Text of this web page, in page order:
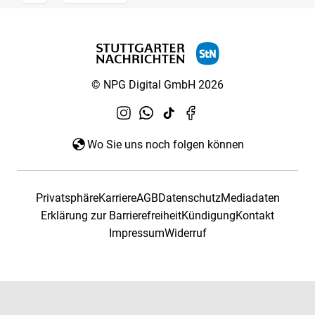
© NPG Digital GmbH 2026
Wo Sie uns noch folgen können
PrivatsphäreKarriereAGBDatenschutzMediadaten
Erklärung zur BarrierefreiheitKündigungKontakt
ImpressumWiderruf